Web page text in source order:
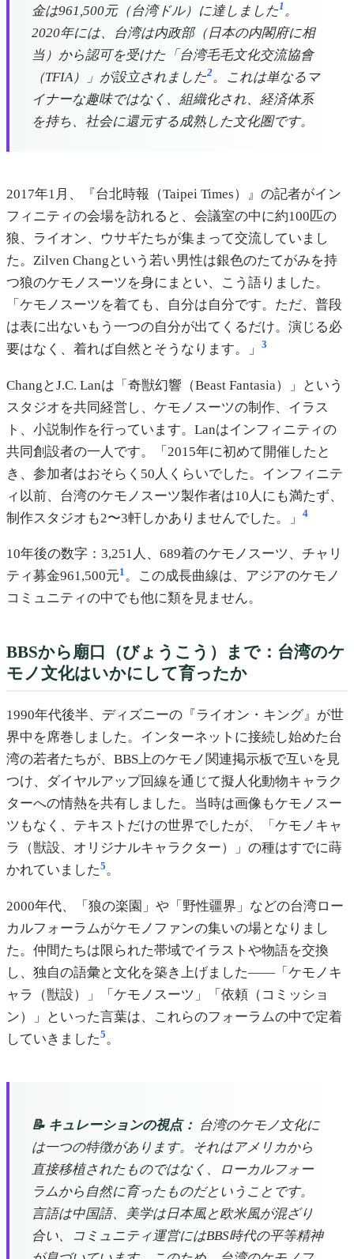
金は961,500元（台湾ドル）に達しました1 。
2020年には、台湾は内政部（日本の内閣府に相
当）から認可を受けた「台湾毛毛文化交流協會
（TFIA）」が設立されました2。これは単なるマ
イナーな趣味ではなく、組織化され、経済体系
を持ち、社会に還元する成熟した文化圏です。
2017年1月、『台北時報（Taipei Times）』の記者がイン
フィニティの会場を訪れると、会議室の中に約100匹の
狼、ライオン、ウサギたちが集まって交流していまし
た。Zilven Changという若い男性は銀色のたてがみを持
つ狼のケモノスーツを身にまとい、こう語りました。
「ケモノスーツを着ても、自分は自分です。ただ、普段
は表に出ないもう一つの自分が出てくるだけ。演じる必
要はなく、着れば自然とそうなります。」
3
ChangとJ.C. Lanは「奇獣幻響（Beast Fantasia）」という
スタジオを共同経営し、ケモノスーツの制作、イラス
ト、小説制作を行っています。Lanはインフィニティの
共同創設者の一人です。「2015年に初めて開催したと
き、参加者はおそらく50人くらいでした。インフィニテ
ィ以前、台湾のケモノスーツ製作者は10人にも満たず、
制作スタジオも2〜3軒しかありませんでした。」
4
10年後の数字：3,251人、689着のケモノスーツ、チャリ
ティ募金961,500元1 。この成長曲線は、アジアのケモノ
コミュニティの中でも他に類を見ません。
BBSから廟口（びょうこう）まで：台湾のケ
モノ文化はいかにして育ったか
1990年代後半、ディズニーの『ライオン・キング』が世
界中を席巻しました。インターネットに接続し始めた台
湾の若者たちが、BBS上のケモノ関連掲示板で互いを見
つけ、ダイヤルアップ回線を通じて擬人化動物キャラク
ターへの情熱を共有しました。当時は画像もケモノスー
ツもなく、テキストだけの世界でしたが、「ケモノキャ
ラ（獣設、オリジナルキャラクター）」の種はすでに蒔
かれていました5。
2000年代、「狼の楽園」や「野性疆界」などの台湾ロー
カルフォーラムがケモノファンの集いの場となりまし
た。仲間たちは限られた帯域でイラストや物語を交換
し、独自の語彙と文化を築き上げました——「ケモノキ
ャラ（獣設）」「ケモノスーツ」「依頼（コミッショ
ン）」といった言葉は、これらのフォーラムの中で定着
していきました5。
📝 キュレーションの視点：
台湾のケモノ文化に
は一つの特徴があります。それはアメリカから
直接移植されたものではなく、ローカルフォー
ラムから自然に育ったものだということです。
言語は中国語、美学は日本風と欧米風が混ざり
合い、コミュニティ運営にはBBS時代の平等精神